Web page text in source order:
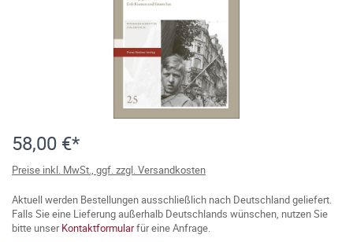
58,00 €*
Preise inkl. MwSt., ggf. zzgl. Versandkosten
Aktuell werden Bestellungen ausschließlich nach Deutschland geliefert.
Falls Sie eine Lieferung außerhalb Deutschlands wünschen, nutzen Sie
bitte unserKontaktformularfür eine Anfrage.